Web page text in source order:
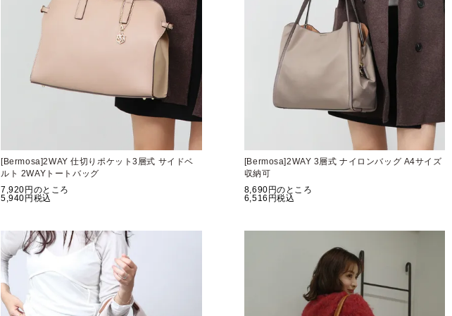
[Bermosa]2WAY 仕切りポケット3層式 サイドベ
ルト 2WAYトートバッグ
7,920
のところ
5,940
税込
[Bermosa]2WAY 3層式 ナイロンバッグ A4サイズ
収納可
8,690
のところ
6,516
税込